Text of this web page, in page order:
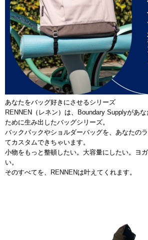
あなたをバッグ好きにさせるシリーズ
RENNEN（レネン）は、Boundary Supplyがあ
ために生み出したバッグシリーズ。
バックパックやショルダーバッグを、あなたの
てカスタムできちゃいます。
小物をもっと整頓したい。大容量にしたい。ヨ
い。
そのすべてを、RENNENは叶えてくれます。